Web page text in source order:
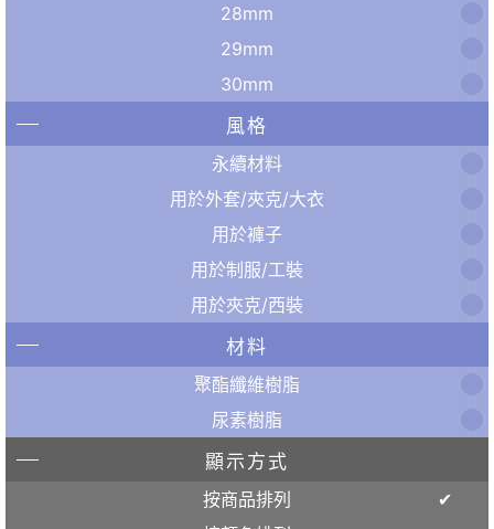
28mm
29mm
30mm
風格
永續材料
用於外套/夾克/大衣
用於褲子
用於制服/工裝
用於夾克/西裝
材料
聚酯纖維樹脂
尿素樹脂
顯示方式
按商品排列